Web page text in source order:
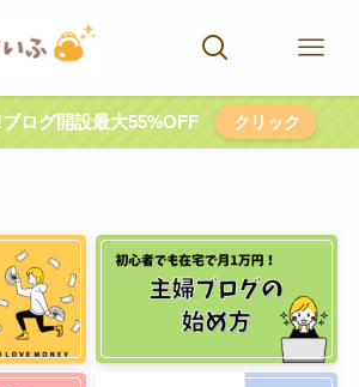
ログ開設最大55%OFF クリック